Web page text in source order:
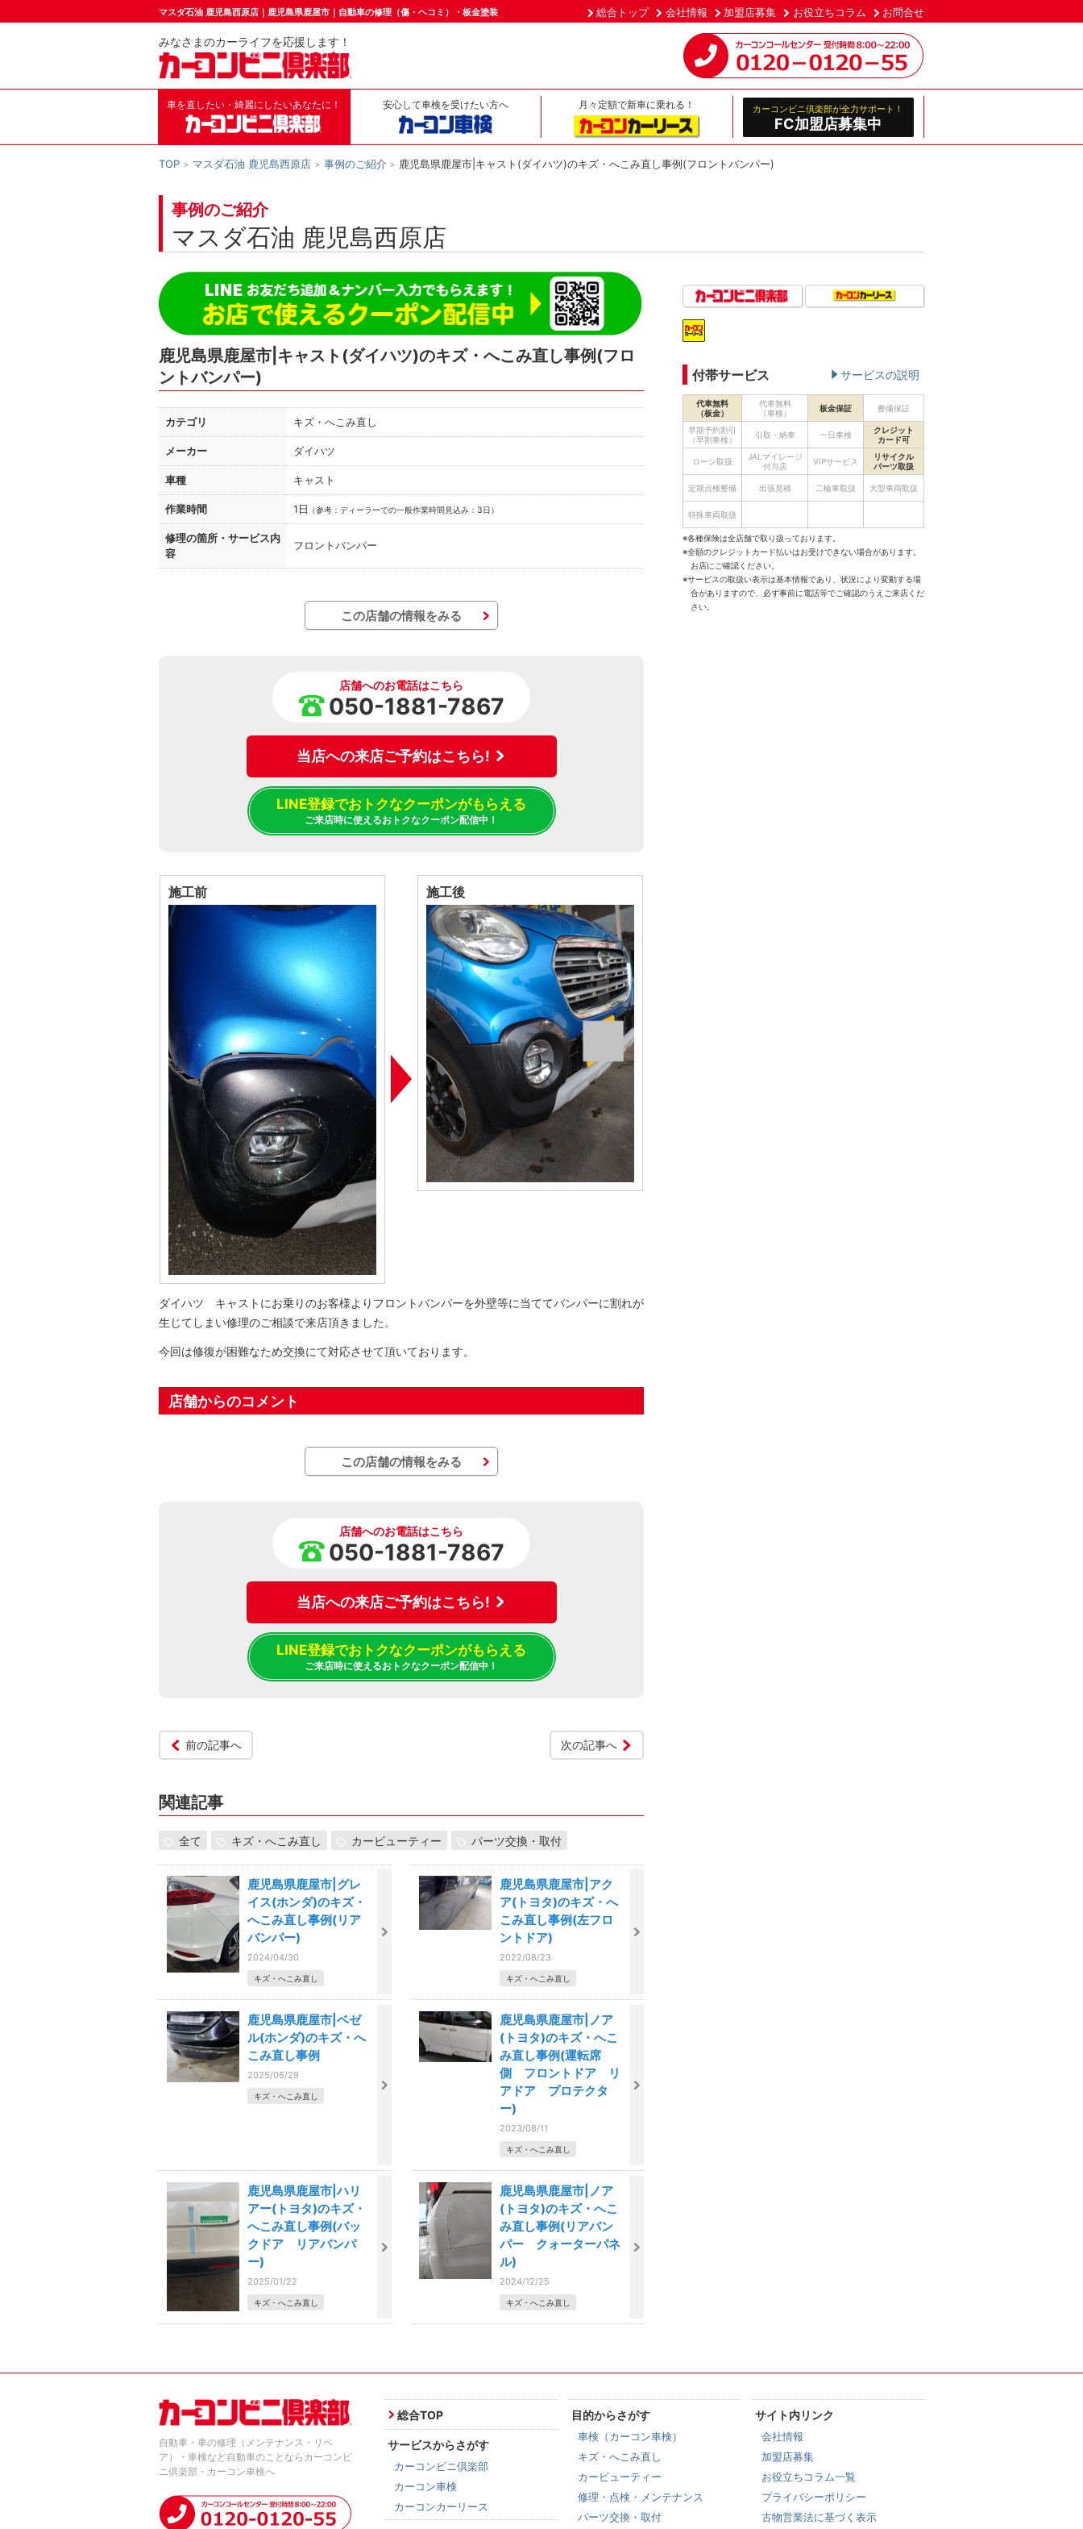
マスダ石油 鹿児島西原店｜鹿児島県鹿屋市｜自動車の修理（傷・ヘコミ）・板金塗装 総合トップ 会社情報 加盟店募集 お役立ちコラム お問合せ
みなさまのカーライフを応援します！
車を直したい・綺麗にしたいあなたに！ 安心して車検を受けたい方へ 月々定額で新車に乗れる！ カーコンビニ倶楽部が全力サポート！
FC加盟店募集中
TOP マスダ石油 鹿児島西原店 事例のご紹介 鹿児島県鹿屋市|キャスト(ダイハツ)のキズ・へこみ直し事例(フロントバンパー)
事例のご紹介
マスダ石油 鹿児島西原店
鹿児島県鹿屋市|キャスト(ダイハツ)のキズ・へこみ直し事例(フロ
ントバンパー)
カテゴリ キズ・へこみ直し
メーカー ダイハツ
車種 キャスト
作業時間 1日 （参考：ディーラーでの一般作業時間見込み：3日）
修理の箇所・ サービス内
容
フロントバンパー
この店舗の情報をみる
店舗へのお電話はこちら
050-1881-7867
当店への来店ご予約はこちら!
LINE登録でおトクなクーポンがもらえる
ご来店時に使えるおトクなクーポン配信中！
施工前 施工後
ダイハツ キャストにお乗りのお客様よりフロントバンパーを外壁等に当ててバンパーに割れが
生じてしまい修理のご相談で来店頂きました。
今回は修復が困難なため交換にて対応させて頂いております。
店舗からのコメント
この店舗の情報をみる
店舗へのお電話はこちら
050-1881-7867
当店への来店ご予約はこちら!
LINE登録でおトクなクーポンがもらえる
ご来店時に使えるおトクなクーポン配信中！
前の記事へ 次の記事へ
関連記事
全て キズ・へこみ直し カービューティー パーツ交換・取付
鹿児島県鹿屋市|グレ
イス(ホンダ)のキズ・
へこみ直し事例(リア
バンパー)
2024/04/30
キズ・へこみ直し
鹿児島県鹿屋市|アク
ア(トヨタ)のキズ・へ
こみ直し事例(左フロ
ントドア)
2022/08/23
キズ・へこみ直し
鹿児島県鹿屋市|ベゼ
ル(ホンダ)のキズ・へ
こみ直し事例
2025/06/29
キズ・へこみ直し
鹿児島県鹿屋市|ノア
(トヨタ)のキズ・へこ
み直し事例(運転席
側 フロントドア リ
アドア プロテクタ
ー)
2023/08/11
キズ・へこみ直し
鹿児島県鹿屋市|ハリ
アー(トヨタ)のキズ・
へこみ直し事例(バッ
クドア リアバンパ
ー)
2025/01/22
キズ・へこみ直し
鹿児島県鹿屋市|ノア
(トヨタ)のキズ・へこ
み直し事例(リアバン
パー クォーターパネ
ル)
2024/12/25
キズ・へこみ直し
付帯サービス サービスの説明
代車無料
（板金）
代車無料
（車検）
板金保証 整備保証
早期予約割引
（早割車検）
引取・納車 一日車検
クレジット
カード可
ローン取扱
JALマイレージ
付与店
VIPサービス
リサイクル
パーツ取扱
定期点検整備 出張見積 二輪車取扱 大型車両取扱
特殊車両取扱
※各種保険は全店舗で取り扱っております。
※全額のクレジットカード払いはお受けできない場合があります。
お店にご確認ください。
※サービスの取扱い表示は基本情報であり、状況により変動する場
合がありますので、必ず事前に電話等でご確認のうえご来店くだ
さい。
自動車・車の修理（メンテナンス・リペ
ア）・車検など自動車のことならカーコンビ
ニ倶楽部・カーコン車検へ
総合TOP
サービスからさがす
カーコンビニ倶楽部
カーコン車検
カーコンカーリース
目的からさがす
車検（カーコン車検）
キズ・へこみ直し
カービューティー
修理・点検・メンテナンス
パーツ交換・取付
サイト内リンク
会社情報
加盟店募集
お役立ちコラム一覧
プライバシーポリシー
古物営業法に基づく表示